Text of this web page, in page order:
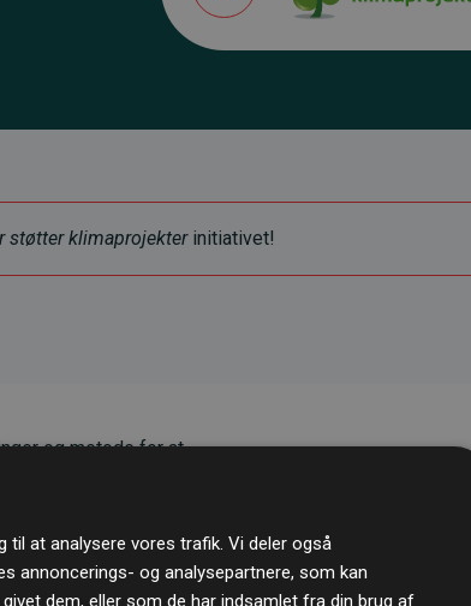
støtter klimaprojekterinitiativet!
og metode for at
websites estimerede
at analysere vores trafik. Vi deler også
annoncerings- og analysepartnere, som kan
dem, eller som de har indsamlet fra din brug af